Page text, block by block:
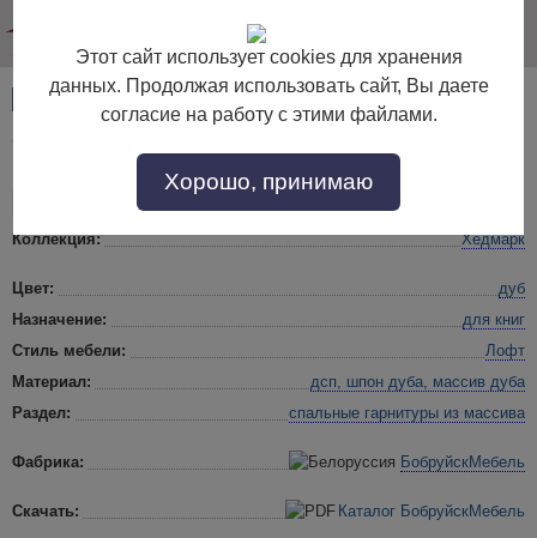
Артикул: 49738
Коллекция: Хедмарк
Цвет:
дуб
Назначение:
для книг
Стиль мебели:
Лофт
Материал:
дсп, шпон дуба, массив дуба
Раздел:
спальные гарнитуры из массива
Фабрика: БобруйскМебель
Скачать: Каталог БобруйскМебель
Этот сайт использует cookies для хранения
данных. Продолжая использовать сайт, Вы даете
согласие на работу с этими файлами.
Хорошо, принимаю